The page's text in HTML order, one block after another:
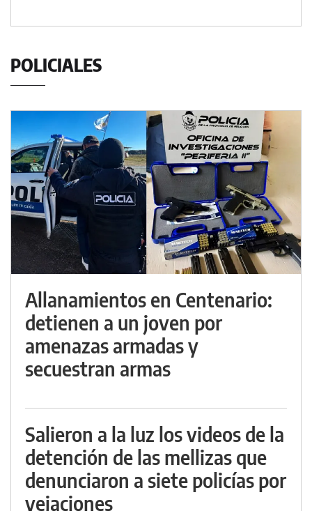
POLICIALES
Allanamientos en Centenario:
detienen a un joven por
amenazas armadas y
secuestran armas
Salieron a la luz los videos de la
detención de las mellizas que
denunciaron a siete policías por
vejaciones